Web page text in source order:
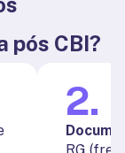
pós CBI?
2.